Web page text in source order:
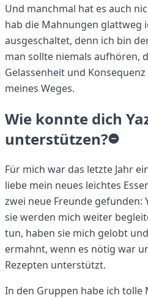
Und manchmal hat es auch
hab die Mahnungen glattweg
ausgeschaltet, denn ich bin
man sollte niemals aufhören,
Gelassenheit und
meines Weges.
Wie konnte dich
unterstützen?
Für mich war das letzte Jahr
liebe mein neues leichtes
zwei neue Freunde gefunden:
sie werden mich weiter
tun, haben sie mich gelobt
ermahnt, wenn es nötig war
Rezepten unterstützt.
In den Gruppen habe ich tolle